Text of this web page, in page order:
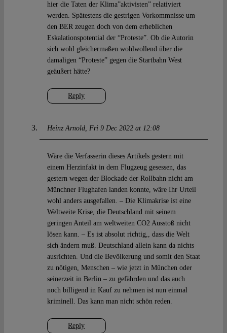
Reply
hier die Taten der Klima”aktivisten” relativiert
werden. Spätestens die gestrigen Vorkommnisse um
den BER zeugen doch von dem erheblichen
Eskalationspotential der “Proteste”. Ob die Autorin
sich wohl gleichermaßen wohlwollend über die
damaligen “Proteste” gegen die Startbahn West
geäußert hätte?
Heinz Arnold Fri 9 Dec 2022 at 12:08
Reply
Wäre die Verfasserin dieses Artikels gestern mit
einem Herzinfakt in dem Flugzeug gesessen, das
gestern wegen der Blockade der Rollbahn nicht am
Münchner Flughafen landen konnte, wäre Ihr Urteil
wohl anders ausgefallen. – Die Klimakrise ist eine
Weltweite Krise, die Deutschland mit seinem
geringen Anteil am weltweiten CO2 Ausstoß nicht
lösen kann. – Es ist absolut richtig,, dass die Welt
sich ändern muß. Deutschland allein kann da nichts
ausrichten. Und die Bevölkerung und somit den Staat
zu nötigen, Menschen – wie jetzt in München oder
seinerzeit in Berlin – zu gefährden und das auch
noch billigend in Kauf zu nehmen ist nun einmal
kriminell. Das kann man nicht schön reden.